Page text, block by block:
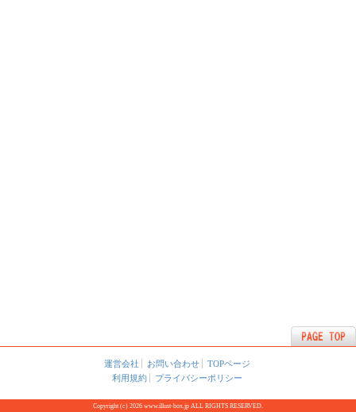
運営会社 お問い合わせ
TOPページ
利用規約
プライバシーポリシー
Copyright (c) 2026 www.illust-box.jp ALL RIGHTS RESERVED.